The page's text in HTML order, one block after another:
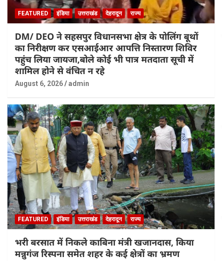
FEATURED इंडिया उत्तराखंड देहरादून राज्य
DM/ DEO ने सहसपुर विधानसभा क्षेत्र के पोलिंग बूथों
का निरीक्षण कर एसआईआर आपत्ति निस्तारण शिविर
पहुंच लिया जायजा,बोले कोई भी पात्र मतदाता सूची में
शामिल होने से वंचित न रहे
August 6, 2026 admin
FEATURED इंडिया उत्तराखंड देहरादून राज्य
भरी बरसात में निकले काबिना मंत्री खजानदास, किया
मन्नुगंज रिस्पना समेत शहर के कई क्षेत्रों का भ्रमण